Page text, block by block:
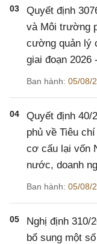
03
Quyết định
và Môi trường
cường quản lý
giai đoạn 2026
Ban hành: 05/08/
04
Quyết định 40/
phủ về Tiêu
cơ cấu lại vốn
nước, doanh
Ban hành: 05/08/
05
Nghị định 310/
bổ sung một